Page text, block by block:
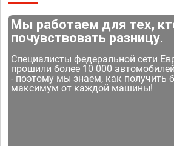
Мы работаем для тех,
почувствовать разницу.
Специалисты федеральной сети
прошили более 10 000
- поэтому мы знаем, как получить
максимум от каждой машины!